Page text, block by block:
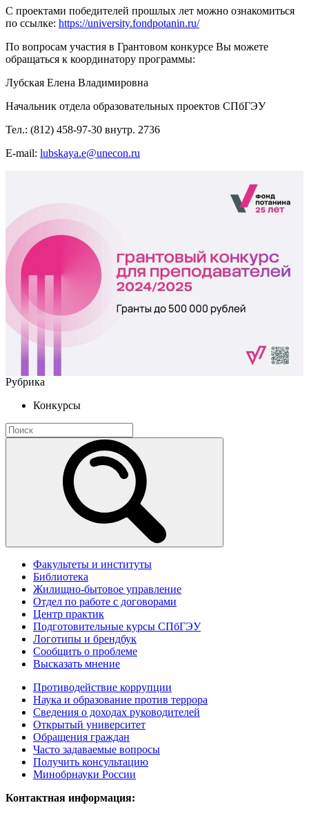
С проектами победителей прошлых лет можно ознакомиться
по ссылке: https://university.fondpotanin.ru/
По вопросам участия в Грантовом конкурсе Вы можете
обращаться к координатору программы:
Лубская Елена Владимировна
Начальник отдела образовательных проектов СПбГЭУ
Тел.: (812) 458-97-30 внутр. 2736
E-mail: lubskaya.e@unecon.ru
Рубрика
Конкурсы
Факультеты и институты
Библиотека
Жилищно-бытовое управление
Отдел по работе с договорами
Центр практик
Подготовительные курсы СПбГЭУ
Логотипы и брендбук
Сообщить о проблеме
Высказать мнение
Противодействие коррупции
Наука и образование против террора
Сведения о доходах руководителей
Открытый университет
Обращения граждан
Часто задаваемые вопросы
Получить консультацию
Минобрнауки России
Контактная информация: